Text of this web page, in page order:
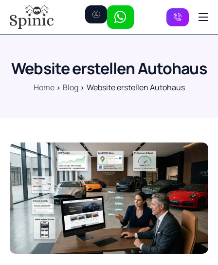
Preise
FAQ
Kontakt
Website erstellen Autohaus
Home Blog Website erstellen Autohaus